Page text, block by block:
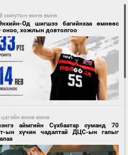
минутын өмнө өмнө
Од шигшээ багийнхаа өмнөөс
оноо, хожлын довтолгоо
цагийн өмнө өмнө
аймгийн Сүхбаатар суманд 70
ын хүчин чадалтай ДЦС-ын галыг